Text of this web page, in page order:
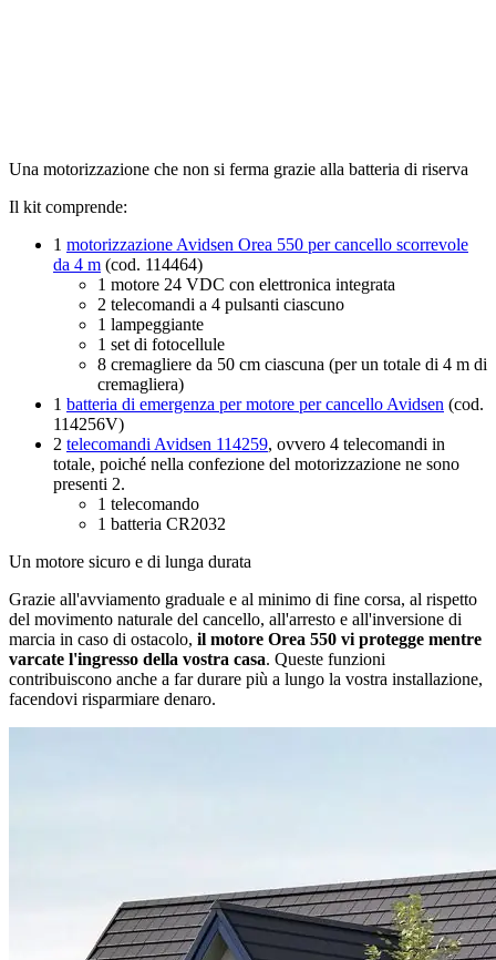
Una motorizzazione che non si ferma grazie alla batteria di riserva
Il kit comprende:
1 motorizzazione Avidsen Orea 550 per cancello scorrevole
da 4 m (cod. 114464)
1 motore 24 VDC con elettronica integrata
2 telecomandi a 4 pulsanti ciascuno
1 lampeggiante
1 set di fotocellule
8 cremagliere da 50 cm ciascuna (per un totale di 4 m di
cremagliera)
1 batteria di emergenza per motore per cancello Avidsen (cod.
114256V)
2 telecomandi Avidsen 114259, ovvero 4 telecomandi in
totale, poiché nella confezione del motorizzazione ne sono
presenti 2.
1 telecomando
1 batteria CR2032
Un motore sicuro e di lunga durata
Grazie all'avviamento graduale e al minimo di fine corsa, al rispetto
del movimento naturale del cancello, all'arresto e all'inversione di
marcia in caso di ostacolo, il motore Orea 550 vi protegge mentre
varcate l'ingresso della vostra casa. Queste funzioni
contribuiscono anche a far durare più a lungo la vostra installazione,
facendovi risparmiare denaro.